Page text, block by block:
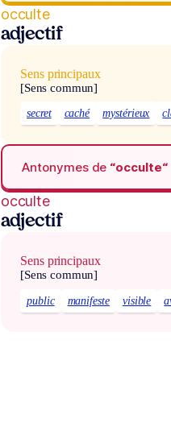
occulte
adjectif
Sens principaux
[Sens commun]
secret caché mystérieux
Antonymes de “occulte“
occulte
adjectif
Sens principaux
[Sens commun]
public manifeste visible